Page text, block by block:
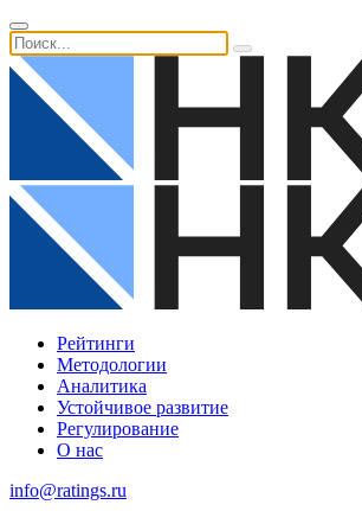
Рейтинги
Методологии
Аналитика
Устойчивое развитие
Регулирование
О нас
info@ratings.ru